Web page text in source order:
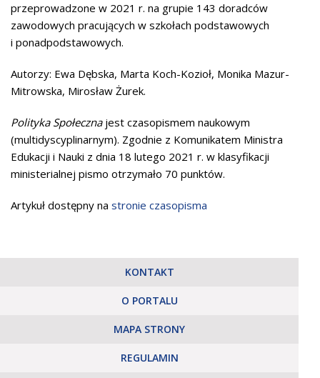
przeprowadzone w 2021 r. na grupie 143 doradców
zawodowych pracujących w szkołach podstawowych
i ponadpodstawowych.
Autorzy: Ewa Dębska, Marta Koch-Kozioł, Monika Mazur-
Mitrowska, Mirosław Żurek.
Polityka Społecznajest czasopismem naukowym
(multidyscyplinarnym). Zgodnie z Komunikatem Ministra
Edukacji i Nauki z dnia 18 lutego 2021 r. w klasyfikacji
ministerialnej pismo otrzymało 70 punktów.
Artykuł dostępny na stronie czasopisma
KONTAKT
O PORTALU
MAPA STRONY
REGULAMIN